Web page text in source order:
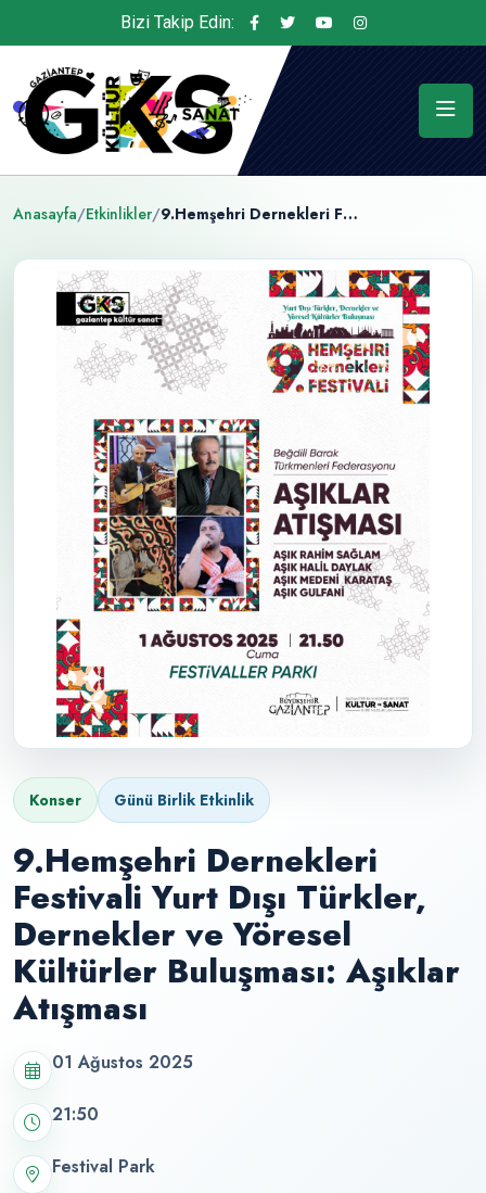
Bizi Takip Edin:
Anasayfa/Etkinlikler/ 9.Hemşehri Dernekleri Festivali Yurt Dışı Türkler, Dernekler ve Yöresel Kültürler Buluşması: Aşıklar Atışması
Konser Günü Birlik Etkinlik
9.Hemşehri Dernekleri
Festivali Yurt Dışı Türkler,
Dernekler ve Yöresel
Kültürler Buluşması: Aşıklar
Atışması
01 Ağustos 2025
21:50
Festival Park